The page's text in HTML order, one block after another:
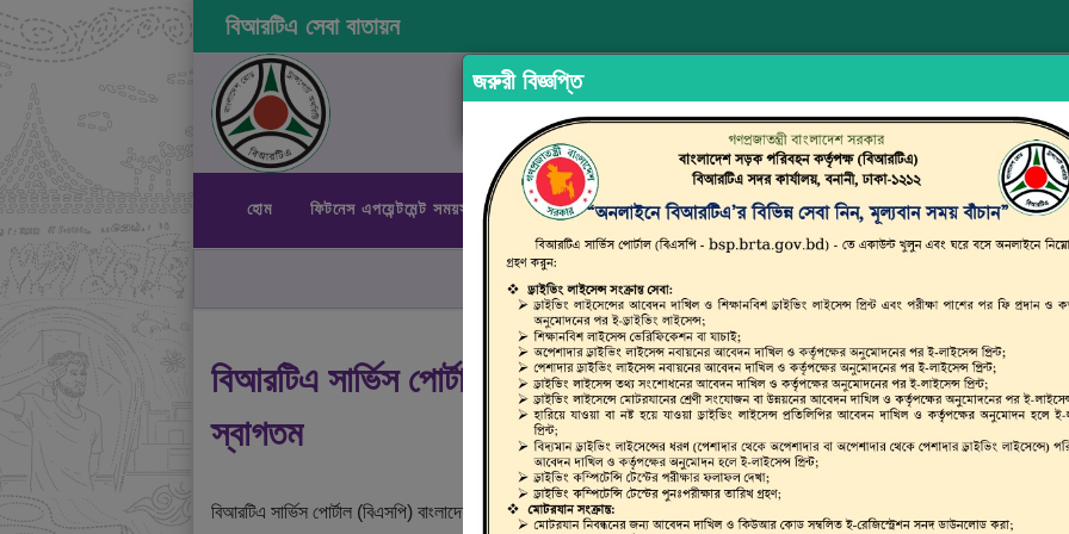
বিআরটিএ সেবা বাতায়ন
হোম ফিটনেস এপয়েন্টমেন্ট সময়সূচী রাইড শেয়ারিং অভিযোগ/মতামত দিন ইউজার ম্যানুয়াল
ছাত্র
জরুরী বিজ্ঞপ্তি
বিআরটিএ সার্ভিস পোর্টালে
স্বাগতম
বিআরটিএ সার্ভিস পোর্টাল (বিএসপি) বাংলাদেশ রোড ট্রান্সপোর্ট অথরিটি (বিআরটিএ)